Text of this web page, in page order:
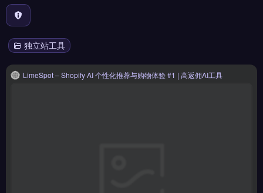
独立站工具
LimeSpot – Shopify AI 个性化推荐与购物体验 #1 | 高返佣AI工具